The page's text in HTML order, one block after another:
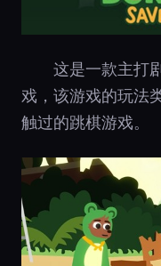
这是一款主打
戏，该游戏的玩法
触过的跳棋游戏。